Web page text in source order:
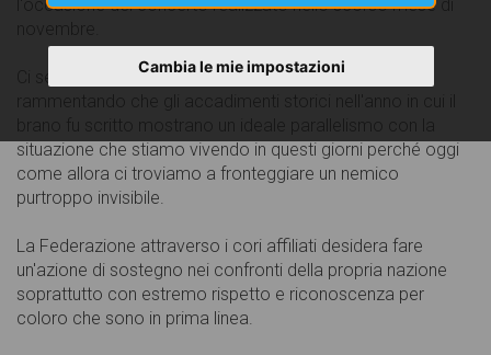
Cambia le mie impostazioni
l'occasione del concerto realizzato nello scorso mese di
Ci sembra opportuno riproporlo in questa circostanza
situazione che stiamo vivendo in questi giorni perché oggi
come allora ci troviamo a fronteggiare un nemico
purtroppo invisibile.
La Federazione attraverso i cori affiliati desidera fare
un'azione di sostegno nei confronti della propria nazione
soprattutto con estremo rispetto e riconoscenza per
coloro che sono in prima linea.